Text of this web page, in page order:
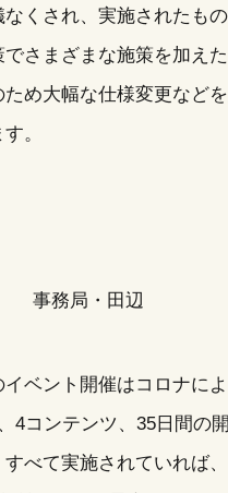
くされ、実施されたもの
さまざまな施策を加えた
ため大幅な仕様変更などを
。
事務局・田辺
ベント開催はコロナに
4コンテンツ、35日間の
すべて実施されていれば